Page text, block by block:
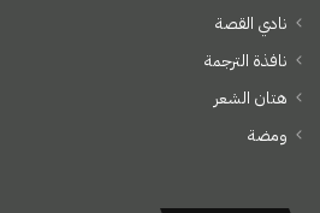
نادي القصة
نافذة الترجمة
هتان الشعر
ومضة